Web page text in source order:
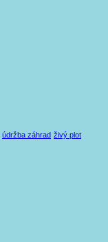
údržba záhrad živý plot